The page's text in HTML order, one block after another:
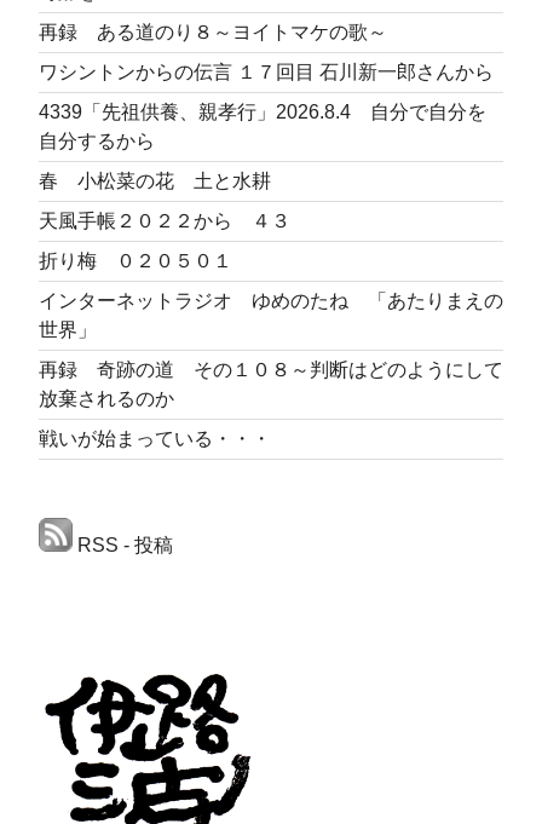
再録 ある道のり８～ヨイトマケの歌～
ワシントンからの伝言 １７回目 石川新一郎さんから
4339「先祖供養、親孝行」2026.8.4 自分で自分を
自分するから
春 小松菜の花 土と水耕
天風手帳２０２２から ４３
折り梅 ０２０５０１
インターネットラジオ ゆめのたね 「あたりまえの
世界」
再録 奇跡の道 その１０８～判断はどのようにして
放棄されるのか
戦いが始まっている・・・
RSS - 投稿